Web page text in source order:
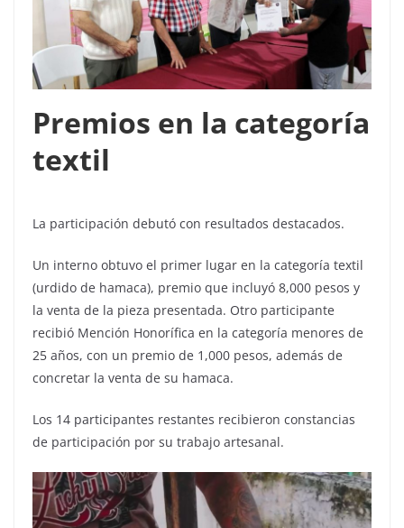
Premios en la categoría
textil
La participación debutó con resultados destacados.
Un interno obtuvo el primer lugar en la categoría textil
(urdido de hamaca), premio que incluyó 8,000 pesos y
la venta de la pieza presentada. Otro participante
recibió Mención Honorífica en la categoría menores de
25 años, con un premio de 1,000 pesos, además de
concretar la venta de su hamaca.
Los 14 participantes restantes recibieron constancias
de participación por su trabajo artesanal.